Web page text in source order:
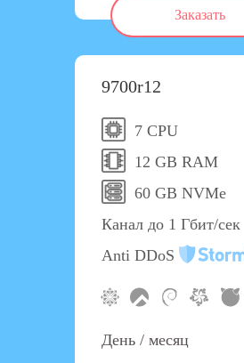
Заказать
9700r12
7 CPU
12 GB RAM
60 GB NVMe
Канал до 1 Гбит/сек
Anti DDoS
День / месяц